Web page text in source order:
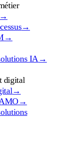
→
→
IA→
digital
→
→